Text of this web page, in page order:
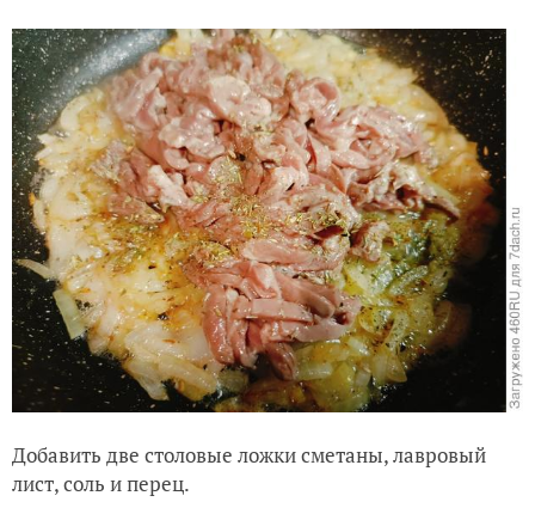
Добавить две столовые ложки сметаны, лавровый
лист, соль и перец.